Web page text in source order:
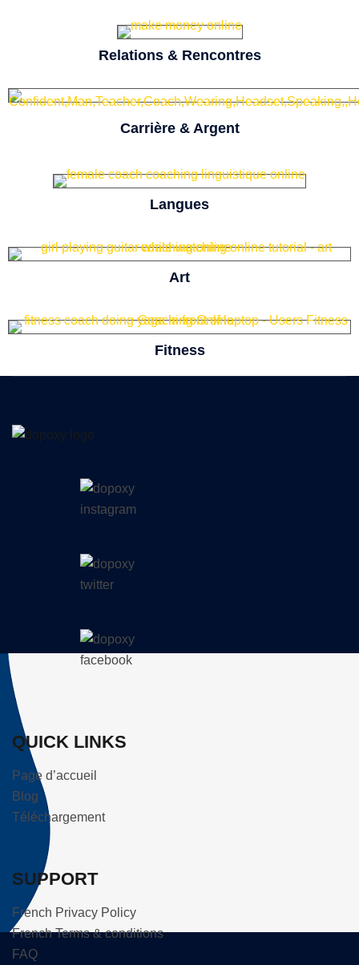
Relations & Rencontres
Carrière & Argent
Langues
Art
Fitness
QUICK LINKS
Page d’accueil
Blog
Téléchargement
SUPPORT
French Privacy Policy
French Terms & conditions
FAQ